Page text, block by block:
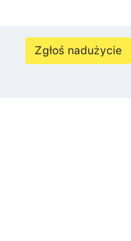
Zgłoś nadużycie